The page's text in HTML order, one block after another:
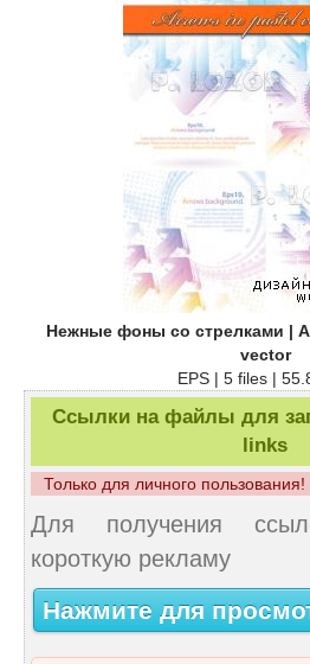
Нежные фоны со стрелками |
vector
EPS | 5 files |
Ссылки на файлы для
links
Только для личного
Для получения
короткую рекламу
Нажмите для